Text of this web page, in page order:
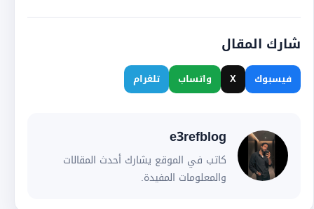
شارك المقال
فيسبوك X واتساب تلغرام
e3refblog
كاتب في الموقع يشارك أحدث المقالات
والمعلومات المفيدة.